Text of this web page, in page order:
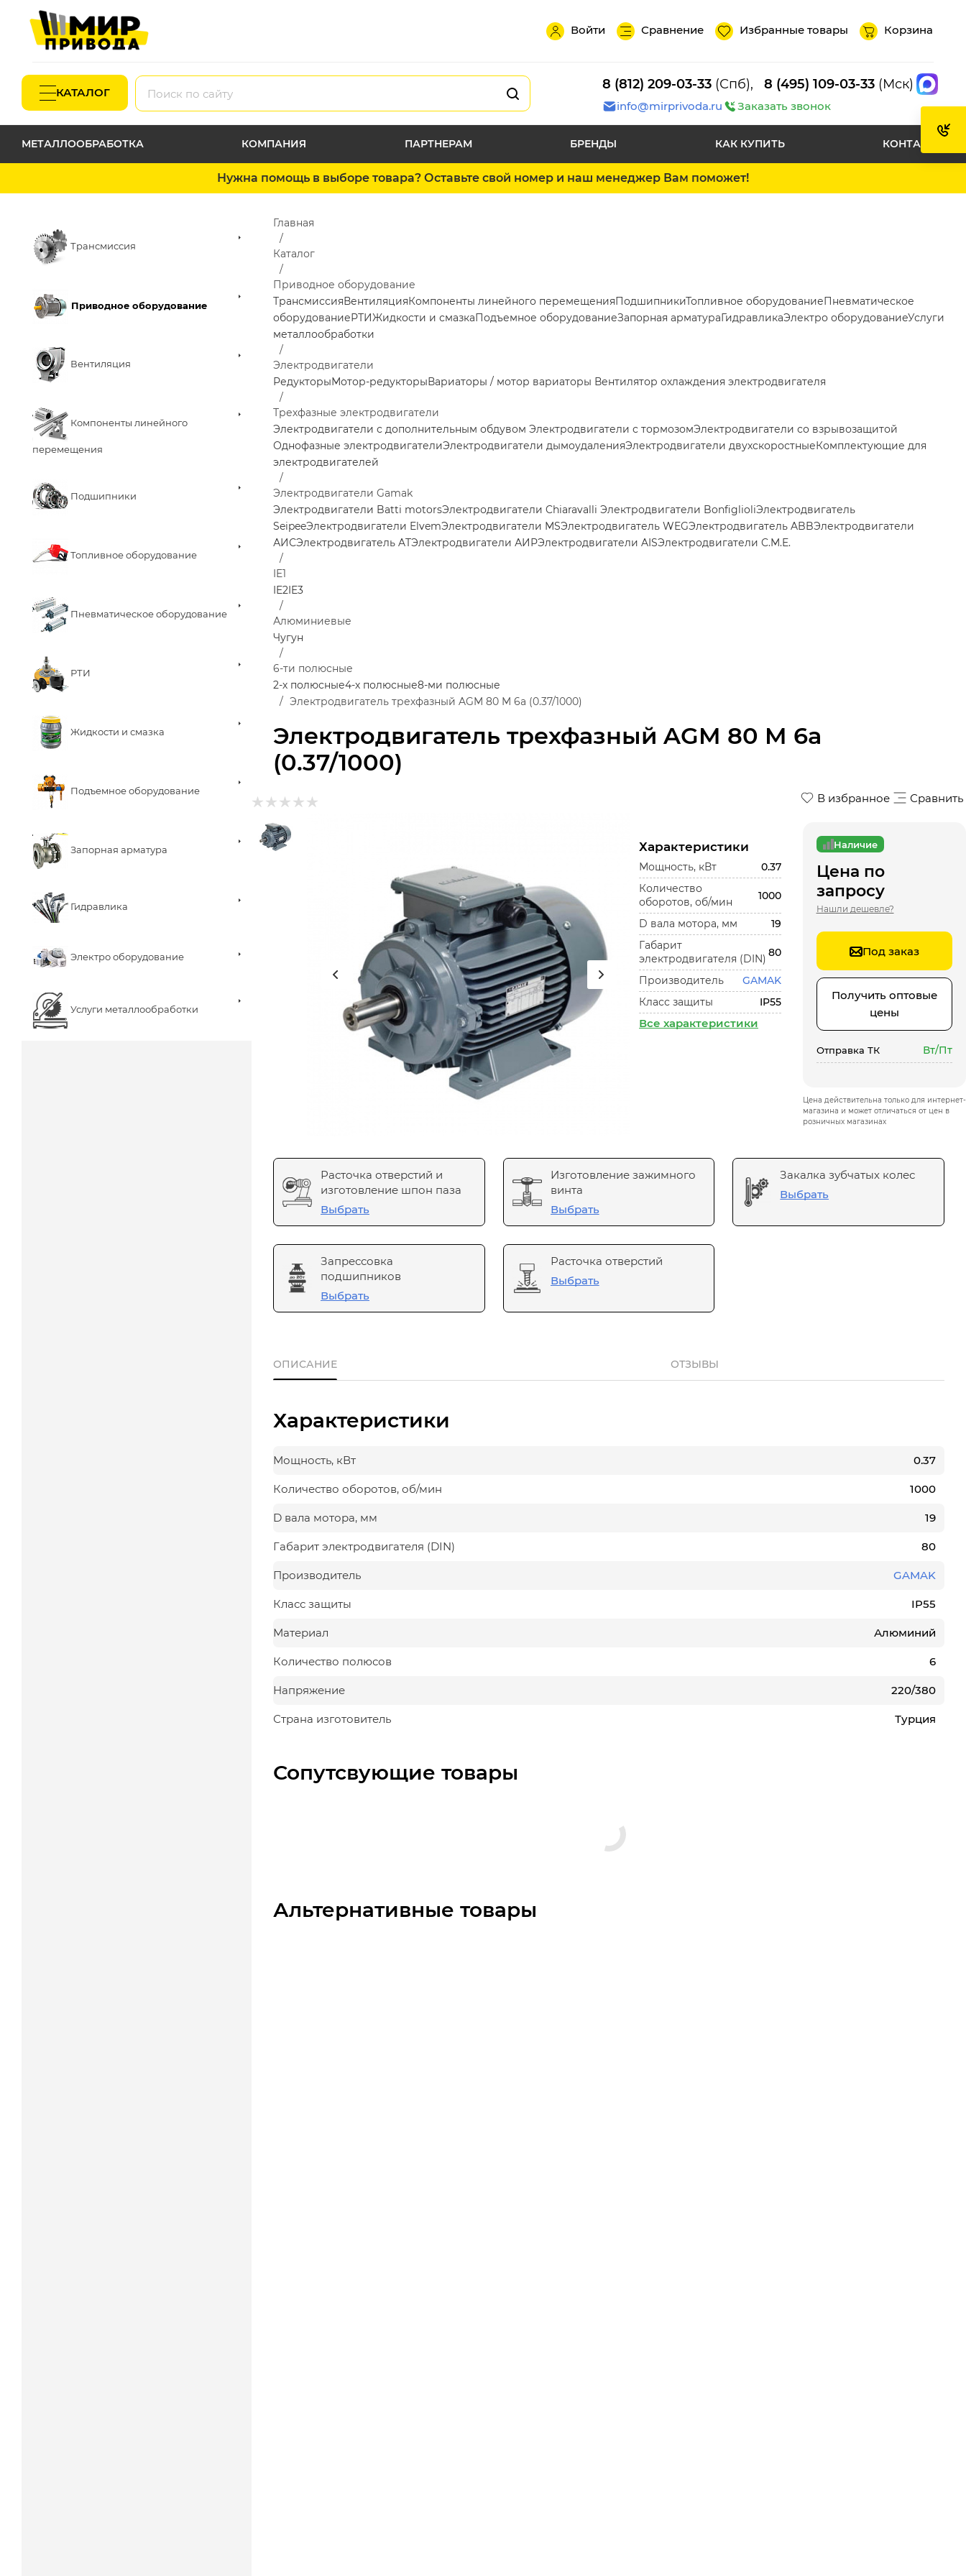
Войти Сравнение Избранные товары Корзина
КАТАЛОГ
8 (812) 209-03-33 (Спб), 8 (495) 109-03-33 (Мск)
info@mirprivoda.ru Заказать звонок
МЕТАЛЛООБРАБОТКА КОМПАНИЯ ПАРТНЕРАМ БРЕНДЫ КАК КУПИТЬ КОНТАКТЫ
Нужна помощь в выборе товара? Оставьте свой номер и наш менеджер Вам поможет!
Трансмиссия
Приводное оборудование
Вентиляция
Компоненты линейного
перемещения
Подшипники
Топливное оборудование
Пневматическое оборудование
РТИ
Жидкости и смазка
Подъемное оборудование
Запорная арматура
Гидравлика
Электро оборудование
Услуги металлообработки
Электродвигатель трехфазный AGM 80 M 6a
(0.37/1000)
Главная
Каталог
Приводное оборудование
ТрансмиссияВентиляцияКомпоненты линейного перемещенияПодшипникиТопливное оборудованиеПневматическое
оборудованиеРТИЖидкости и смазкаПодъемное оборудованиеЗапорная арматураГидравликаЭлектро оборудованиеУслуги
металлообработки
Электродвигатели
РедукторыМотор-редукторыВариаторы / мотор вариаторы Вентилятор охлаждения электродвигателя
Трехфазные электродвигатели
Электродвигатели с дополнительным обдувом Электродвигатели с тормозомЭлектродвигатели со взрывозащитой
Однофазные электродвигателиЭлектродвигатели дымоудаленияЭлектродвигатели двухскоростныеКомплектующие для
электродвигателей
Электродвигатели Gamak
Электродвигатели Batti motorsЭлектродвигатели Chiaravalli Электродвигатели BonfiglioliЭлектродвигатель
SeipeeЭлектродвигатели ElvemЭлектродвигатели MSЭлектродвигатель WEGЭлектродвигатель ABBЭлектродвигатели
АИСЭлектродвигатель ATЭлектродвигатели АИРЭлектродвигатели AISЭлектродвигатели C.M.E.
IE1
IE2IE3
Алюминиевые
Чугун
6-ти полюсные
2-х полюсные4-х полюсные8-ми полюсные
Электродвигатель трехфазный AGM 80 M 6a (0.37/1000)
В избранное Сравнить
Характеристики
Мощность, кВт
0.37
Количество
оборотов, об/мин
1000
D вала мотора, мм
19
Габарит
электродвигателя (DIN)
80
Производитель
GAMAK
Класс защиты
IP55
Все характеристики
Наличие
Цена по
запросу
Нашли дешевле?
Под заказ
Получить оптовые
цены
Отправка ТК Вт/Пт
Цена действительна только для интернет-
магазина и может отличаться от цен в
розничных магазинах
Расточка отверстий и
изготовление шпон паза
Выбрать
Изготовление зажимного
винта
Выбрать
Закалка зубчатых колес
Выбрать
Запрессовка
подшипников
Выбрать
Расточка отверстий
Выбрать
ОПИСАНИЕ ОТЗЫВЫ
Характеристики
Мощность, кВт 0.37
Количество оборотов, об/мин 1000
D вала мотора, мм 19
Габарит электродвигателя (DIN) 80
Производитель GAMAK
Класс защиты IP55
Материал Алюминий
Количество полюсов 6
Напряжение 220/380
Страна изготовитель Турция
Сопутсвующие товары
Альтернативные товары